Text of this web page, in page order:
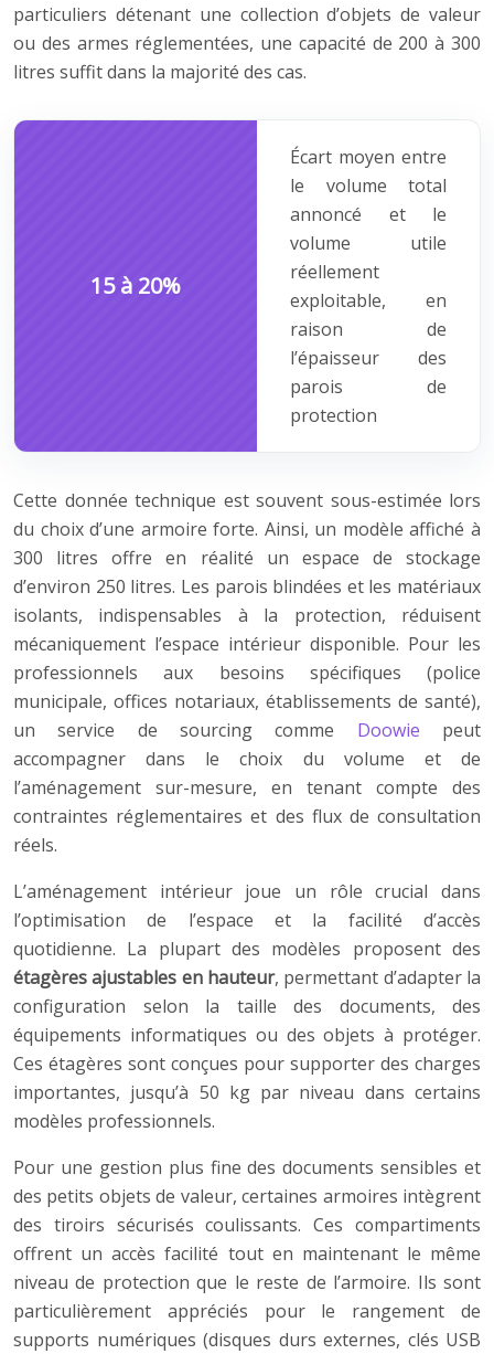
particuliers détenant une collection d’objets de valeur
ou des armes réglementées, une capacité de 200 à 300
litres suffit dans la majorité des cas.
15 à 20%
Écart moyen entre
le volume total
annoncé et le
volume utile
réellement
exploitable, en
raison de
l’épaisseur des
parois de
protection
Cette donnée technique est souvent sous-estimée lors
du choix d’une armoire forte. Ainsi, un modèle affiché à
300 litres offre en réalité un espace de stockage
d’environ 250 litres. Les parois blindées et les matériaux
isolants, indispensables à la protection, réduisent
mécaniquement l’espace intérieur disponible. Pour les
professionnels aux besoins spécifiques (police
municipale, offices notariaux, établissements de santé),
un service de sourcing comme Doowie peut
accompagner dans le choix du volume et de
l’aménagement sur-mesure, en tenant compte des
contraintes réglementaires et des flux de consultation
réels.
L’aménagement intérieur joue un rôle crucial dans
l’optimisation de l’espace et la facilité d’accès
quotidienne. La plupart des modèles proposent des
étagères ajustables en hauteur, permettant d’adapter la
configuration selon la taille des documents, des
équipements informatiques ou des objets à protéger.
Ces étagères sont conçues pour supporter des charges
importantes, jusqu’à 50 kg par niveau dans certains
modèles professionnels.
Pour une gestion plus fine des documents sensibles et
des petits objets de valeur, certaines armoires intègrent
des tiroirs sécurisés coulissants. Ces compartiments
offrent un accès facilité tout en maintenant le même
niveau de protection que le reste de l’armoire. Ils sont
particulièrement appréciés pour le rangement de
supports numériques (disques durs externes, clés USB